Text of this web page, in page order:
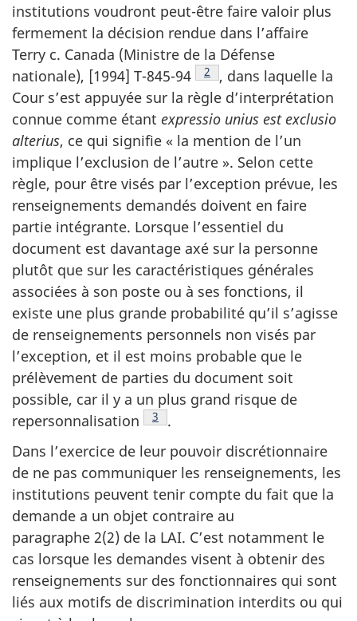
institutions voudront peut-être faire valoir plus
fermement la décision rendue dans l’affaire
Terry c. Canada (Ministre de la Défense
nationale), [1994] T-845-94
Note de bas de page
2
, dans laquelle la
Cour s’est appuyée sur la règle d’interprétation
connue comme étant expressio unius est exclusio
alterius, ce qui signifie « la mention de l’un
implique l’exclusion de l’autre ». Selon cette
règle, pour être visés par l’exception prévue, les
renseignements demandés doivent en faire
partie intégrante. Lorsque l’essentiel du
document est davantage axé sur la personne
plutôt que sur les caractéristiques générales
associées à son poste ou à ses fonctions, il
existe une plus grande probabilité qu’il s’agisse
de renseignements personnels non visés par
l’exception, et il est moins probable que le
prélèvement de parties du document soit
possible, car il y a un plus grand risque de
repersonnalisation
Note de bas de page
3
.
Dans l’exercice de leur pouvoir discrétionnaire
de ne pas communiquer les renseignements, les
institutions peuvent tenir compte du fait que la
demande a un objet contraire au
paragraphe 2(2) de la LAI. C’est notamment le
cas lorsque les demandes visent à obtenir des
renseignements sur des fonctionnaires qui sont
liés aux motifs de discrimination interdits ou qui